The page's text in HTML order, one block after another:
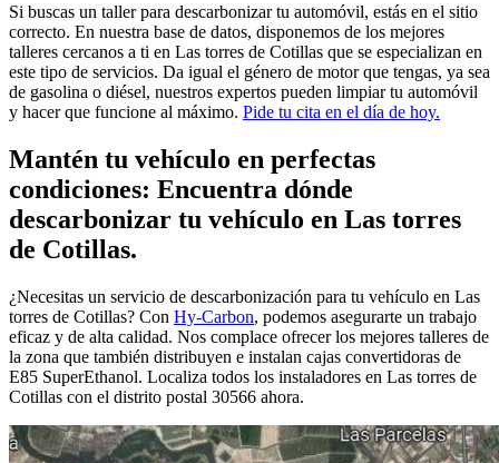
Si buscas un taller para descarbonizar tu automóvil, estás en el sitio
correcto. En nuestra base de datos, disponemos de los mejores
talleres cercanos a ti en Las torres de Cotillas que se especializan en
este tipo de servicios. Da igual el género de motor que tengas, ya sea
de gasolina o diésel, nuestros expertos pueden limpiar tu automóvil
y hacer que funcione al máximo. Pide tu cita en el día de hoy.
Mantén tu vehículo en perfectas
condiciones: Encuentra dónde
descarbonizar tu vehículo en Las torres
de Cotillas.
¿Necesitas un servicio de descarbonización para tu vehículo en Las
torres de Cotillas? Con Hy-Carbon, podemos asegurarte un trabajo
eficaz y de alta calidad. Nos complace ofrecer los mejores talleres de
la zona que también distribuyen e instalan cajas convertidoras de
E85 SuperEthanol. Localiza todos los instaladores en Las torres de
Cotillas con el distrito postal 30566 ahora.